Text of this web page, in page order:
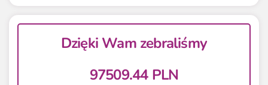
Dzięki Wam zebraliśmy
97509.44 PLN